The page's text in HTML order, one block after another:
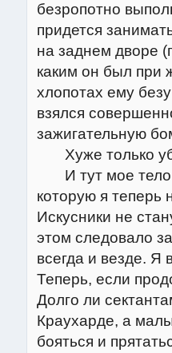
безропотно
придется
на заднем дворе
каким он был при
хлопотах ему
взялся
зажигательную
Хуже только
И тут мое тело
которую я теперь
Искусники не
этом следовало
всегда и везде. Я
Теперь, если
Долго ли
Краухарде, а
бояться и